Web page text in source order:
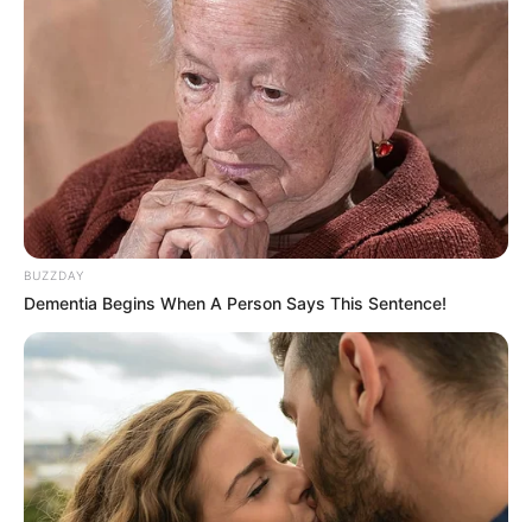
BUZZDAY
Dementia Begins When A Person Says This Sentence!